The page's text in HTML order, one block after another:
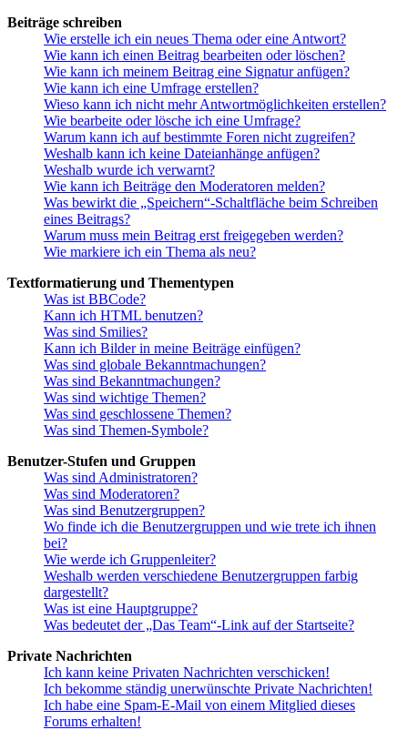
Beiträge schreiben
Wie erstelle ich ein neues Thema oder eine Antwort?
Wie kann ich einen Beitrag bearbeiten oder löschen?
Wie kann ich meinem Beitrag eine Signatur anfügen?
Wie kann ich eine Umfrage erstellen?
Wieso kann ich nicht mehr Antwortmöglichkeiten erstellen?
Wie bearbeite oder lösche ich eine Umfrage?
Warum kann ich auf bestimmte Foren nicht zugreifen?
Weshalb kann ich keine Dateianhänge anfügen?
Weshalb wurde ich verwarnt?
Wie kann ich Beiträge den Moderatoren melden?
Was bewirkt die „Speichern“-Schaltfläche beim Schreiben
eines Beitrags?
Warum muss mein Beitrag erst freigegeben werden?
Wie markiere ich ein Thema als neu?
Textformatierung und Thementypen
Was ist BBCode?
Kann ich HTML benutzen?
Was sind Smilies?
Kann ich Bilder in meine Beiträge einfügen?
Was sind globale Bekanntmachungen?
Was sind Bekanntmachungen?
Was sind wichtige Themen?
Was sind geschlossene Themen?
Was sind Themen-Symbole?
Benutzer-Stufen und Gruppen
Was sind Administratoren?
Was sind Moderatoren?
Was sind Benutzergruppen?
Wo finde ich die Benutzergruppen und wie trete ich ihnen
bei?
Wie werde ich Gruppenleiter?
Weshalb werden verschiedene Benutzergruppen farbig
dargestellt?
Was ist eine Hauptgruppe?
Was bedeutet der „Das Team“-Link auf der Startseite?
Private Nachrichten
Ich kann keine Privaten Nachrichten verschicken!
Ich bekomme ständig unerwünschte Private Nachrichten!
Ich habe eine Spam-E-Mail von einem Mitglied dieses
Forums erhalten!